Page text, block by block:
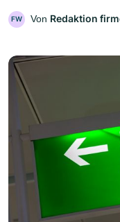
FW Von Redaktion